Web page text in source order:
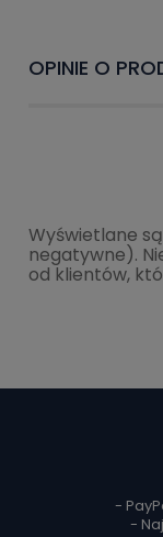
OPINIE O
Wyświetlane
negatywne).
od klientów,
-
-